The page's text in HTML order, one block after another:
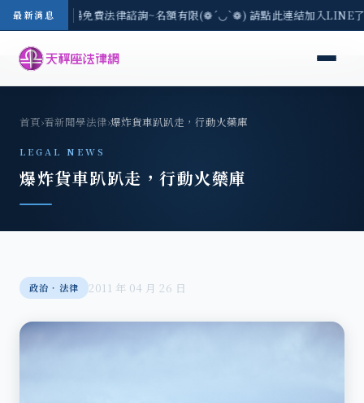
最新消息
-8/3(一) 現場免費法律諮詢~名額有限(❁´◡`❁) 請點此連結加入LINE
首頁›看新聞學法律›爆炸貨車趴趴走，行動火藥庫
LEGAL NEWS
爆炸貨車趴趴走，行動火藥庫
政治‧法律 2011 年 04 月 26 日